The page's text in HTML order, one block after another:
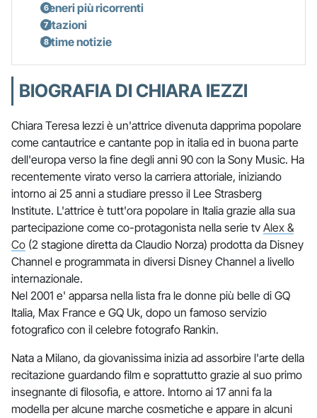
Generi più ricorrenti
Citazioni
Ultime notizie
BIOGRAFIA DI CHIARA IEZZI
Chiara Teresa Iezzi è un'attrice divenuta dapprima popolare
come cantautrice e cantante pop in italia ed in buona parte
dell'europa verso la fine degli anni 90 con la Sony Music. Ha
recentemente virato verso la carriera attoriale, iniziando
intorno ai 25 anni a studiare presso il Lee Strasberg
Institute. L'attrice è tutt'ora popolare in Italia grazie alla sua
partecipazione come co-protagonista nella serie tv Alex &
Co (2 stagione diretta da Claudio Norza) prodotta da Disney
Channel e programmata in diversi Disney Channel a livello
internazionale.
Nel 2001 e' apparsa nella lista fra le donne più belle di GQ
Italia, Max France e GQ Uk, dopo un famoso servizio
fotografico con il celebre fotografo Rankin.
Nata a Milano, da giovanissima inizia ad assorbire l'arte della
recitazione guardando film e soprattutto grazie al suo primo
insegnante di filosofia, e attore. Intorno ai 17 anni fa la
modella per alcune marche cosmetiche e appare in alcuni